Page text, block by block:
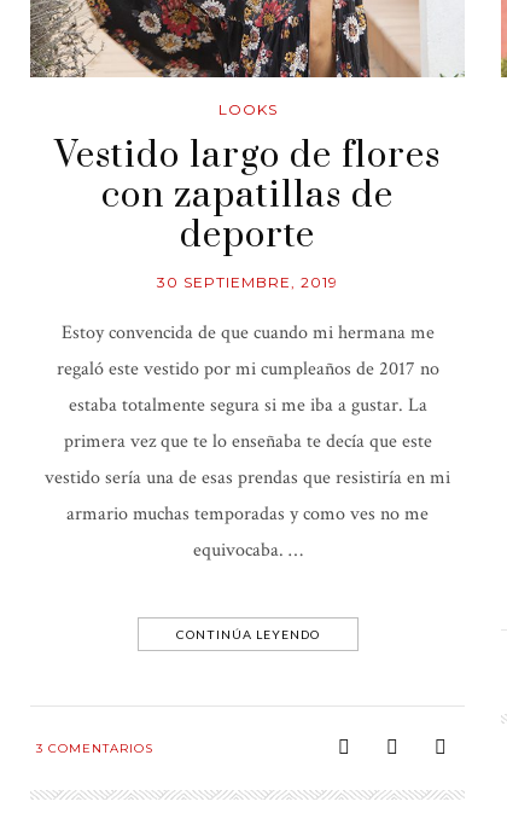
LOOKS
Vestido largo de flores
con zapatillas de
deporte
30 SEPTIEMBRE, 2019
Estoy convencida de que cuando mi hermana me
regaló este vestido por mi cumpleaños de 2017 no
estaba totalmente segura si me iba a gustar. La
primera vez que te lo enseñaba te decía que este
vestido sería una de esas prendas que resistiría en mi
armario muchas temporadas y como ves no me
equivocaba. …
CONTINÚA LEYENDO
3 COMENTARIOS